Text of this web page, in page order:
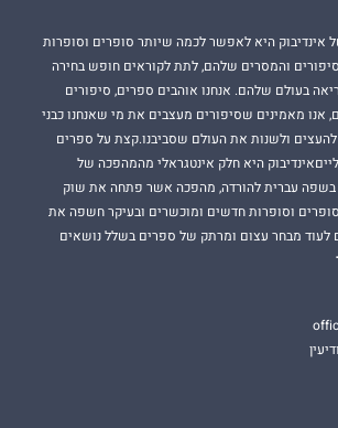
היא לאפשר לכמה שיותר סופרים וסופרות
והמסרים שלהם, לתת לקוראים חופש בחירה
בעולם שלהם. אנחנו אוהבים ספרים, סיפורים
אנו מאמינים שסיפורים מעצבים את מי שאנחנו כבני
להעצים ולשנות את העולם שסביבנו.קצת על ספרים
היא חלק אינטגראלי מהמהפכה של
בשפה עברית להורדה, מהפכה אשר פתחה את שוק
וסופרות חדשים ומוכשרים ובעיקר חשפה את
לעוד מבחר עצום ומרתק של ספרים בשלל נושאים